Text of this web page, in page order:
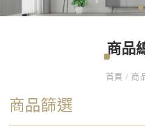
商品
首頁/ 商
商品篩選